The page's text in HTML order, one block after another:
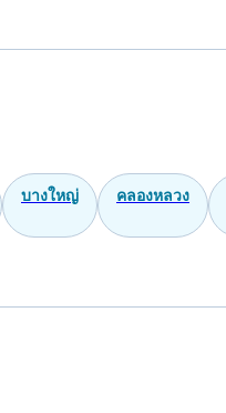
บางใหญ่ คลองหลวง